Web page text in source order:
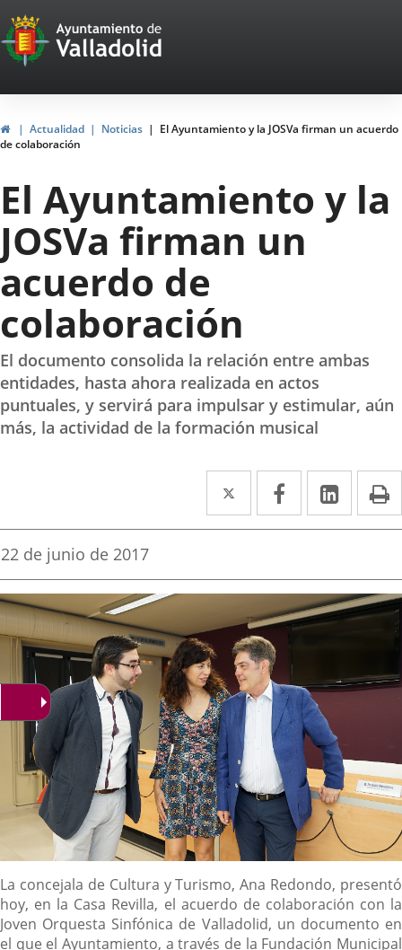
Portal
Web
del
Ayuntamiento
de
Valladolid
InicioActualidad Noticias
El Ayuntamiento y la JOSVa firman un acuerdo
de colaboración
El Ayuntamiento y la
JOSVa firman un
acuerdo de
colaboración
El documento consolida la relación entre ambas
entidades, hasta ahora realizada en actos
puntuales, y servirá para impulsar y estimular, aún
más, la actividad de la formación musical
Twitter
Enlace
a
aplicación
externa.
Facebook
Enlace
a
aplicación
externa.
Enlace
a
Fecha
la
noticia
22 de junio de 2017
Descripción
La concejala de Cultura y Turismo, Ana Redondo, presentó
hoy, en la Casa Revilla, el acuerdo de colaboración con la
Joven Orquesta Sinfónica de Valladolid, un documento en
el que el Ayuntamiento, a través de la Fundación Municipal